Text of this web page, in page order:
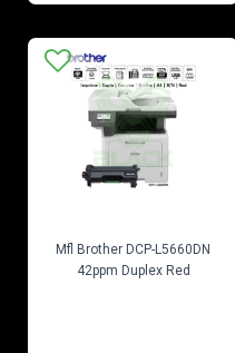
Mfl Brother DCP-L5660DN
42ppm Duplex Red